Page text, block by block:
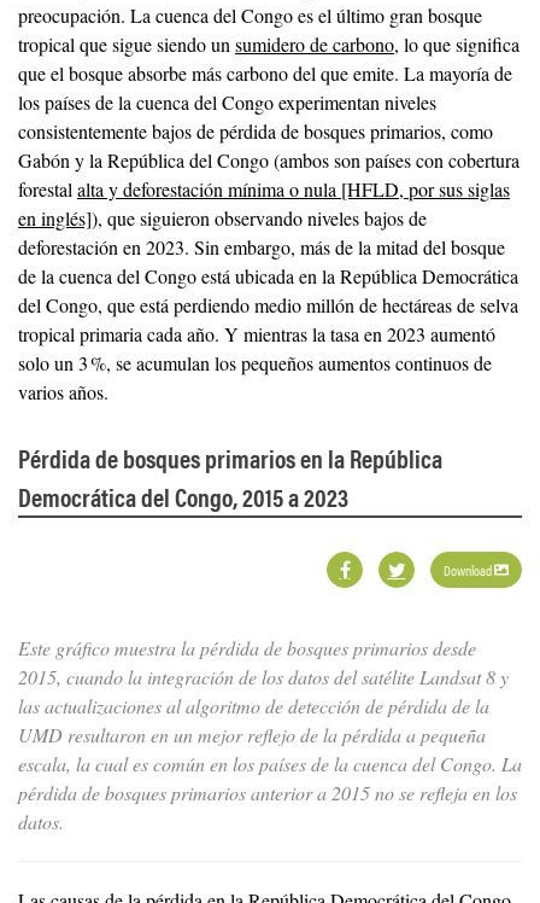
preocupación. La cuenca del Congo es el último gran bosque
tropical que sigue siendo un sumidero de carbono, lo que significa
que el bosque absorbe más carbono del que emite. La mayoría de
los países de la cuenca del Congo experimentan niveles
consistentemente bajos de pérdida de bosques primarios, como
Gabón y la República del Congo (ambos son países con cobertura
forestal alta y deforestación mínima o nula [HFLD, por sus siglas
en inglés]), que siguieron observando niveles bajos de
deforestación en 2023. Sin embargo, más de la mitad del bosque
de la cuenca del Congo está ubicada en la República Democrática
del Congo, que está perdiendo medio millón de hectáreas de selva
tropical primaria cada año. Y mientras la tasa en 2023 aumentó
solo un 3 %, se acumulan los pequeños aumentos continuos de
varios años.
Pérdida de bosques primarios en la República
Democrática del Congo, 2015 a 2023
Download
Este gráfico muestra la pérdida de bosques primarios desde
2015, cuando la integración de los datos del satélite Landsat 8 y
las actualizaciones al algoritmo de detección de pérdida de la
UMD resultaron en un mejor reflejo de la pérdida a pequeña
escala, la cual es común en los países de la cuenca del Congo. La
pérdida de bosques primarios anterior a 2015 no se refleja en los
datos.